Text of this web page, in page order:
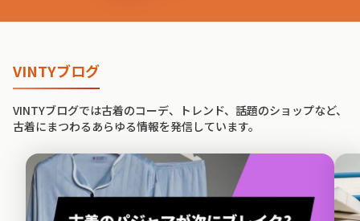
VINTYブログ
VINTYブログでは古着のコーデ、トレンド、話題のショップなど、
古着にまつわるあらゆる情報を発信しています。